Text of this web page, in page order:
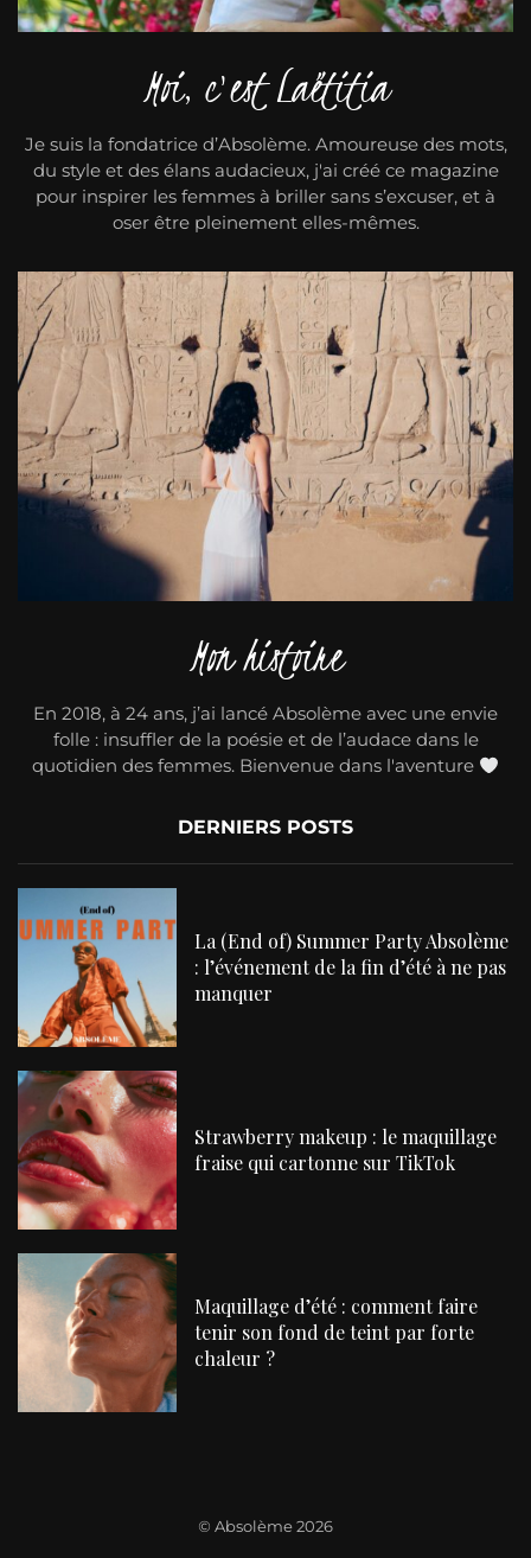
Moi, c'est Laëtitia
Je suis la fondatrice d’Absolème. Amoureuse des mots,
du style et des élans audacieux, j'ai créé ce magazine
pour inspirer les femmes à briller sans s’excuser, et à
oser être pleinement elles-mêmes.
Mon histoire
En 2018, à 24 ans, j’ai lancé Absolème avec une envie
folle : insuffler de la poésie et de l’audace dans le
quotidien des femmes. Bienvenue dans l'aventure
DERNIERS POSTS
La (End of) Summer Party Absolème
: l’événement de la fin d’été à ne pas
manquer
Strawberry makeup : le maquillage
fraise qui cartonne sur TikTok
Maquillage d’été : comment faire
tenir son fond de teint par forte
chaleur ?
© Absolème 2026